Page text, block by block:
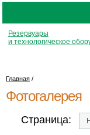
Резервуары
и технологическое
Главная /
Фотогалерея
Страница: